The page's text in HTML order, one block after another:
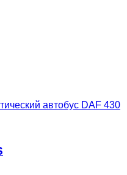
автобус DAF 430